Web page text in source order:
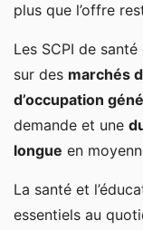
plus que l’offre
Les SCPI de
sur des marchés
d’occupation
demande et une
longue en
La santé et
essentiels au